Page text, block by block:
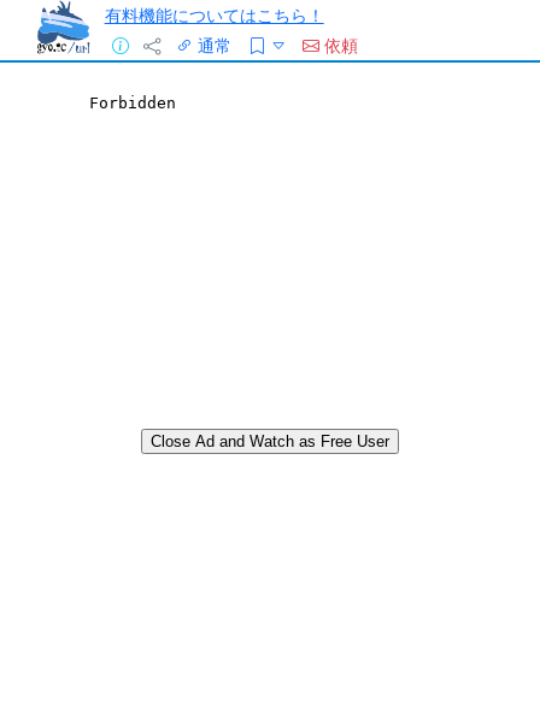
有料機能についてはこちら！
通常
依頼